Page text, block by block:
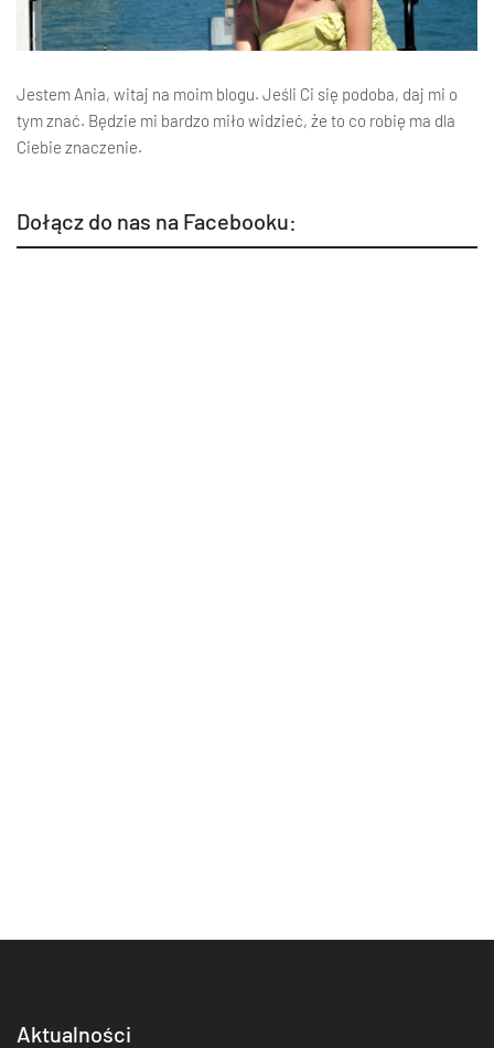
Jestem Ania, witaj na moim blogu. Jeśli Ci się podoba, daj mi o
tym znać. Będzie mi bardzo miło widzieć, że to co robię ma dla
Ciebie znaczenie.
Dołącz do nas na Facebooku:
Aktualności